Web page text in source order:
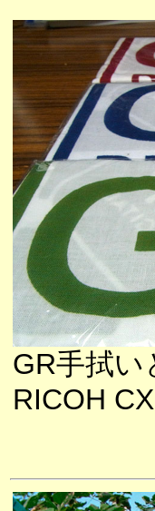
GR手拭い
RICOH